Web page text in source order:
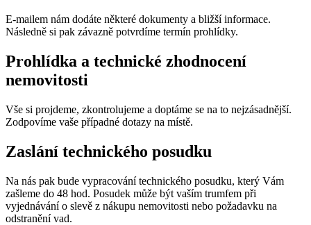
E-mailem nám dodáte některé dokumenty a bližší informace.
Následně si pak závazně potvrdíme termín prohlídky.
Prohlídka a technické zhodnocení
nemovitosti
Vše si projdeme, zkontrolujeme a doptáme se na to nejzásadnější.
Zodpovíme vaše případné dotazy na místě.
Zaslání technického posudku
Na nás pak bude vypracování technického posudku, který Vám
zašleme do 48 hod. Posudek může být vaším trumfem při
vyjednávání o slevě z nákupu nemovitosti nebo požadavku na
odstranění vad.